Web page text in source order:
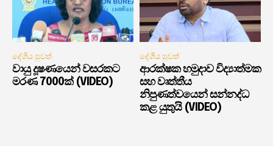
දේශීය පුවත්
වායු දූෂණයෙන් වසරකට
මරණ 7000ක් (VIDEO)
දේශීය පුවත්
ආරක්ෂක හමුදාව විද්‍යාත්මක
සහ වෘත්තීය
නිපුණත්වයෙන් සන්නද්ධ
කළ යුතුයි (VIDEO)